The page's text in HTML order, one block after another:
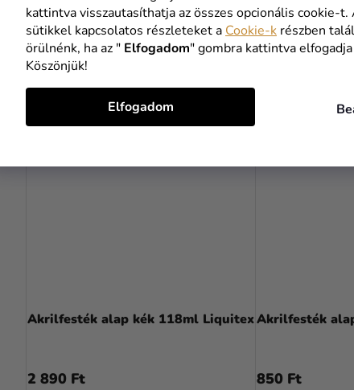
kattintva visszautasíthatja az összes opcionális cookie-t.
sütikkel kapcsolatos részleteket a Cookie-k részben
örülnénk, ha az " Elfogadom" gombra kattintva
Köszönjük!
Elfogadom
KOSÁRBA
Akrilfesték alap kék 118ml Liquitex
2 890 Ft
Akrilfesték
850 Ft